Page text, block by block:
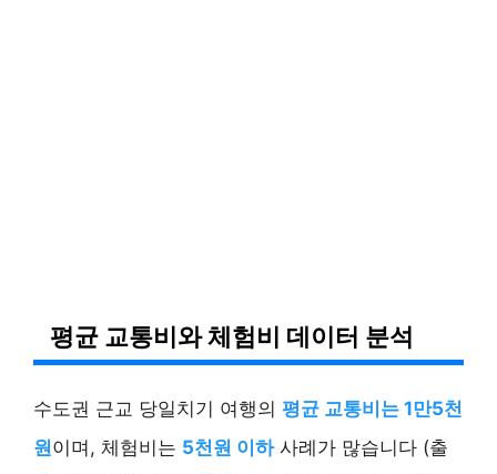
평균 교통비와 체험비 데이터 분석
수도권 근교 당일치기 여행의 평균 교통비는 1만5천
원이며, 체험비는 5천원 이하사례가 많습니다 (출